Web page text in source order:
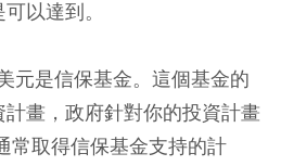
以達到。
元是信保基金。這個基金的
畫，政府針對你的投資計畫
常取得信保基金支持的計